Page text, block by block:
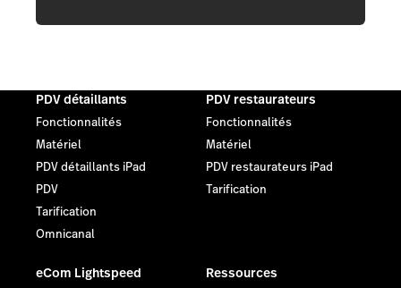
PDV détaillants
Fonctionnalités
Matériel
PDV détaillants iPad
PDV
Tarification
Omnicanal
PDV restaurateurs
Fonctionnalités
Matériel
PDV restaurateurs iPad
Tarification
eCom Lightspeed Ressources